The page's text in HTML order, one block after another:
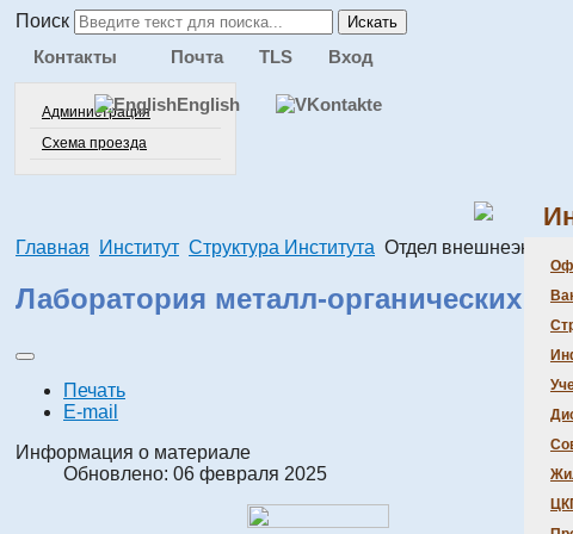
Поиск Искать
Контакты
Администрация
Схема проезда
Почта TLS Вход
English
Главная Институт Структура Института Отдел
Лаборатория металл-органических
Печать
E-mail
Информация о материале
Обновлено: 06 февраля 2025